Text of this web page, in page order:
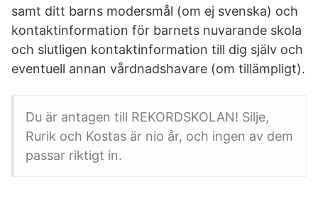
samt ditt barns modersmål (om ej svenska) och
kontaktinformation för barnets nuvarande skola
och slutligen kontaktinformation till dig själv och
eventuell annan vårdnadshavare (om tillämpligt).
Du är antagen till REKORDSKOLAN! Silje,
Rurik och Kostas är nio år, och ingen av dem
passar riktigt in.